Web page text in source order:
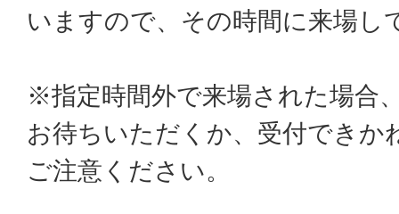
いますので、その時間に来場し
※指定時間外で来場された場合
お待ちいただくか、受付できか
ご注意ください。